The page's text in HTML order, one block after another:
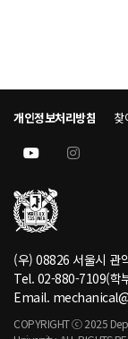
개인정보처리방침 찾
(우) 08826 서울시 관
Tel. 02-880-7109(학
Email.
COPYRIGHT ⓒ 2025